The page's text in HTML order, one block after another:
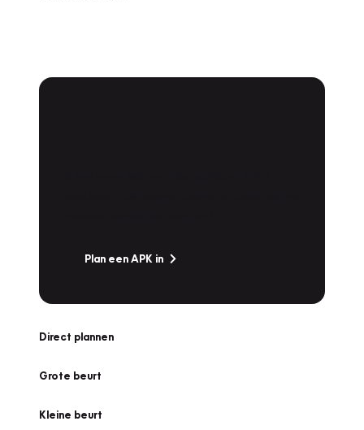
Plan een APK in
Direct plannen
Grote beurt
Kleine beurt